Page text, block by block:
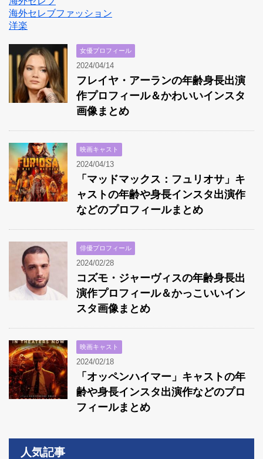
海外セレブファッション
洋楽
女優プロフィール
2024/04/14
フレイヤ・アーランの年齢身長出演
作プロフィール＆かわいいインスタ
画像まとめ
映画キャスト
2024/04/13
「マッドマックス：フュリオサ」キ
ャストの年齢や身長インスタ出演作
などのプロフィールまとめ
俳優プロフィール
2024/02/28
コズモ・ジャーヴィスの年齢身長出
演作プロフィール＆かっこいいイン
スタ画像まとめ
映画キャスト
2024/02/18
「オッペンハイマー」キャストの年
齢や身長インスタ出演作などのプロ
フィールまとめ
人気記事